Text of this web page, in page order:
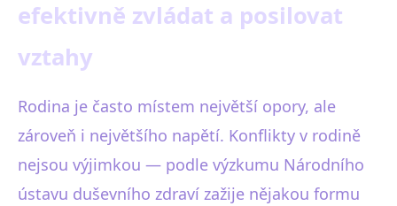
efektivně zvládat a posilovat
vztahy
Rodina je často místem největší opory, ale
zároveň i největšího napětí. Konflikty v rodině
nejsou výjimkou — podle výzkumu Národního
ústavu duševního zdraví zažije nějakou formu